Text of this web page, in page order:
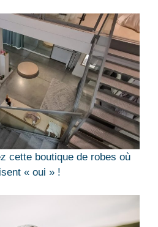
cette boutique de robes où
« oui » !